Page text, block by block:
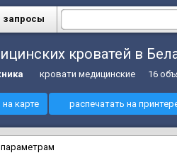
запросы
кроватей в
кровати медицинские 16
карте распечатать на